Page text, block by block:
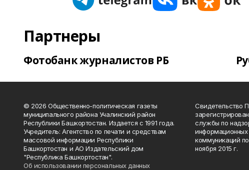
Партнеры
Фотобанк журналистов РБ
© 2026 Общественно-политическая газеты
муниципального района Учалинский район
Республики Башкортостан. Издается с 1991 года.
Учредитель: Агентство по печати и средствам
массовой информации Республики
Башкортостан и АО Издательский дом
"Республика Башкортостан".
Об использовании персональных данных
Свидетельство
службы по
коммуникаций
ноября 2015 г.